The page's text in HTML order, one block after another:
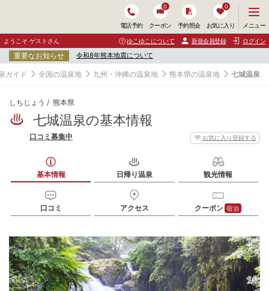
電話予約 クーポン
0
予約照会 お気に入り
0
ニ
ュ
ー
開
く
メニュー
ようこそ ゲストさん ゆこゆこについて 新規会員登録 ログイン
重要なお知らせ 令和8年熊本地震について
ガイド 全国の温泉地 九州・沖縄の温泉地 熊本県の温泉地 七城温泉
しちじょう 熊本県
七城温泉の基本情報
お気に入り登録する
口コミ募集中
基本情報 日帰り温泉 観光情報
口コミ アクセス クーポン 宿泊